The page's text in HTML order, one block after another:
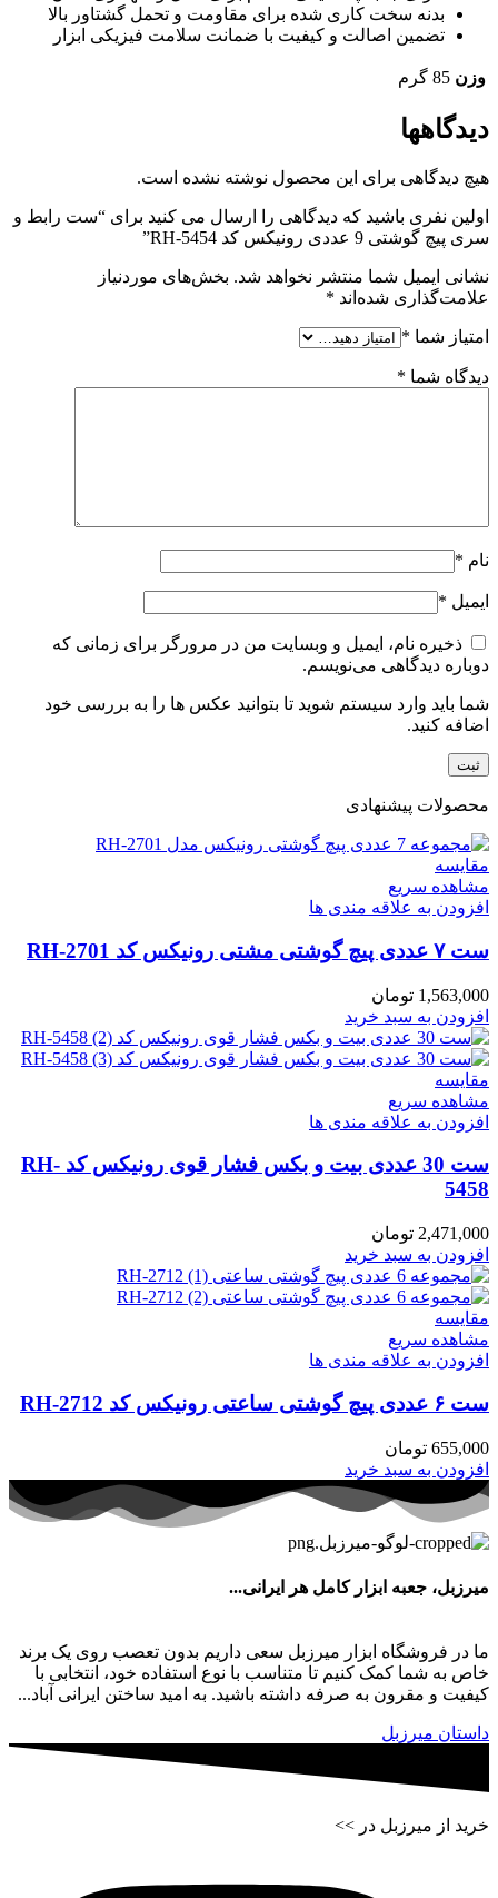
بدنه سخت‌ کاری شده برای مقاومت و تحمل گشتاور بالا
تضمین اصالت و کیفیت با ضمانت سلامت فیزیکی ابزار
وزن 85 گرم
دیدگاهها
هیچ دیدگاهی برای این محصول نوشته نشده است.
اولین نفری باشید که دیدگاهی را ارسال می کنید برای “ست رابط و
سری پیچ گوشتی 9 عددی رونیکس کد RH-5454”
نشانی ایمیل شما منتشر نخواهد شد. بخش‌های موردنیاز
علامت‌گذاری شده‌اند *
امتیاز شما *
دیدگاه شما *
نام *
ایمیل *
ذخیره نام، ایمیل و وبسایت من در مرورگر برای زمانی که
دوباره دیدگاهی می‌نویسم.
شما باید وارد سیستم شوید تا بتوانید عکس ها را به بررسی خود
اضافه کنید.
محصولات پیشنهادی
مقایسه
مشاهده سریع
افزودن به علاقه مندی ها
ست ۷ عددی پیچ گوشتی مشتی رونیکس کد RH-2701
1,563,000 تومان
افزودن به سبد خرید
مقایسه
مشاهده سریع
افزودن به علاقه مندی ها
ست 30 عددی بیت و بکس فشار قوی رونیکس کد RH-
5458
2,471,000 تومان
افزودن به سبد خرید
مقایسه
مشاهده سریع
افزودن به علاقه مندی ها
ست ۶ عددی پیچ گوشتی ساعتی رونیکس کد RH-2712
655,000 تومان
افزودن به سبد خرید
میرزبل، جعبه ابزار کامل هر ایرانی...
ما در فروشگاه ابزار میرزبل سعی داریم بدون تعصب روی یک برند
خاص به شما کمک کنیم تا متناسب با نوع استفاده خود، انتخابی با
کیفیت و مقرون به صرفه داشته باشید. به امید ساختن ایرانی آباد...
داستان میرزبل
خرید از میرزبل در >>